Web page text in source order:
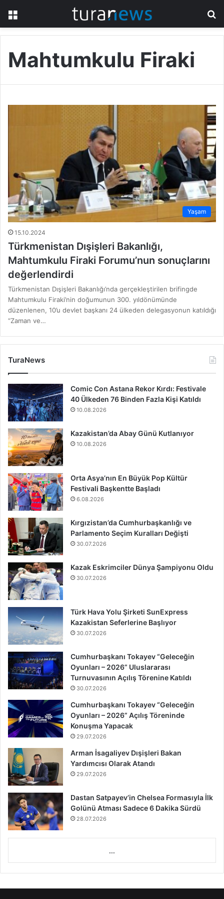
Mahtumkulu Firaki
Yaşam
15.10.2024
Türkmenistan Dışişleri Bakanlığı,
Mahtumkulu Firaki Forumu’nun sonuçlarını
değerlendirdi
Türkmenistan Dışişleri Bakanlığı’nda gerçekleştirilen brifingde
Mahtumkulu Firaki’nin doğumunun 300. yıldönümünde
düzenlenen, 10’u devlet başkanı 24 ülkeden delegasyonun katıldığı
“Zaman ve…
TuraNews
Comic Con Astana Rekor Kırdı: Festivale
40 Ülkeden 76 Binden Fazla Kişi Katıldı
10.08.2026
Kazakistan’da Abay Günü Kutlanıyor
10.08.2026
Orta Asya’nın En Büyük Pop Kültür
Festivali Başkentte Başladı
6.08.2026
Kırgızistan’da Cumhurbaşkanlığı ve
Parlamento Seçim Kuralları Değişti
30.07.2026
Kazak Eskrimciler Dünya Şampiyonu Oldu
30.07.2026
Türk Hava Yolu Şirketi SunExpress
Kazakistan Seferlerine Başlıyor
30.07.2026
Cumhurbaşkanı Tokayev “Geleceğin
Oyunları – 2026” Uluslararası
Turnuvasının Açılış Törenine Katıldı
30.07.2026
Cumhurbaşkanı Tokayev “Geleceğin
Oyunları – 2026” Açılış Töreninde
Konuşma Yapacak
29.07.2026
Arman İsagaliyev Dışişleri Bakan
Yardımcısı Olarak Atandı
29.07.2026
Dastan Satpayev’in Chelsea Formasıyla İlk
Golünü Atması Sadece 6 Dakika Sürdü
28.07.2026
...